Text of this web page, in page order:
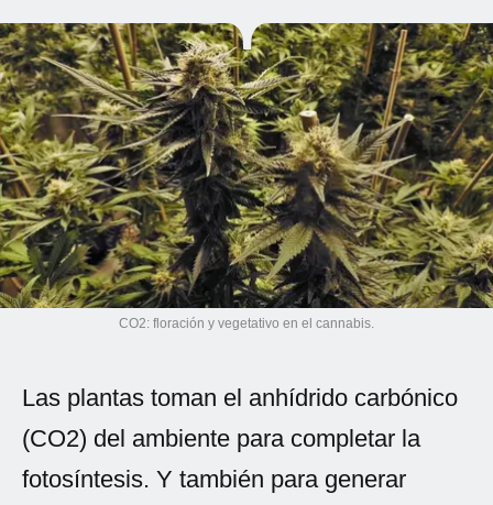
English (United Kingdom)
English (United States)
Spanish (Spain)
Spanish (Latin America)
German
French
Czech
Polish
CO2: floración y vegetativo en el cannabis.
Las plantas toman el anhídrido carbónico
(CO2) del ambiente para completar la
fotosíntesis. Y también para generar